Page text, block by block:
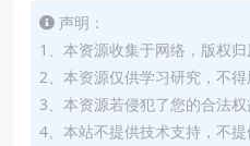
声明：
1、本资源收集于网络，版权归
2、本资源仅供学习研究，不得
3、本资源若侵犯了您的合法
4、本站不提供技术支持，不